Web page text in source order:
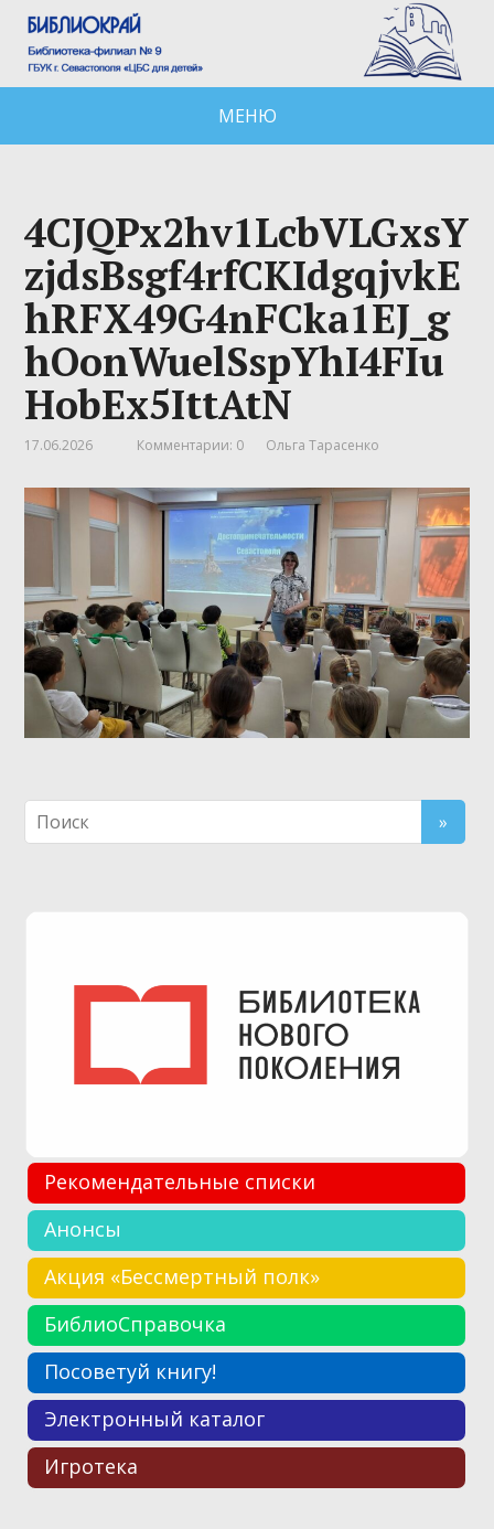
МЕНЮ
4CJQPx2hv1LcbVLGxsY
zjdsBsgf4rfCKIdgqjvkE
hRFX49G4nFCka1EJ_g
hOonWuelSspYhI4FIu
HobEx5IttAtN
17.06.2026 Комментарии: 0 Ольга Тарасенко
Рекомендательные списки
Анонсы
Акция «Бессмертный полк»
БиблиоСправочка
Посоветуй книгу!
Электронный каталог
Игротека